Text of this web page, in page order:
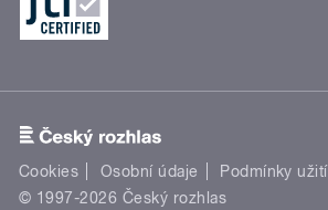
Cookies Osobní údaje Podmínky užití
© 1997-2026 Český rozhlas